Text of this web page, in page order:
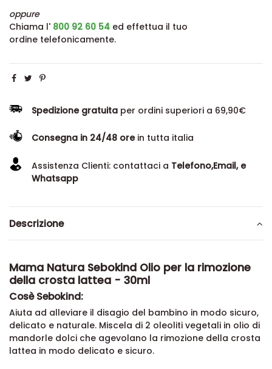
oppure
Chiama l' 800 92 60 54 ed effettua il tuo
ordine telefonicamente.
Spedizione gratuita per ordini superiori a 69,90€
Consegna in 24/48 orein tutta italia
Assistenza Clienti: contattaci a Telefono,Email, e
Whatsapp
Descrizione
Mama Natura Sebokind Olio per la rimozione
della crosta lattea - 30ml
Cosè Sebokind:
Aiuta ad alleviare il disagio del bambino in modo sicuro,
delicato e naturale. Miscela di 2 oleoliti vegetali in olio di
mandorle dolci che agevolano la rimozione della crosta
lattea in modo delicato e sicuro.